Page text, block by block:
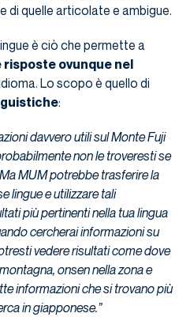
di quelle articolate e ambigue.
è ciò che permette a
risposte ovunque nel
Lo scopo è quello di
:
davvero utili sul Monte Fuji
non le troveresti se
MUM potrebbe trasferire la
lingue e utilizzare tali
più pertinenti nella tua lingua
cercherai informazioni su
vedere risultati come dove
onsen nella zona e
informazioni che si trovano più
in giapponese.”